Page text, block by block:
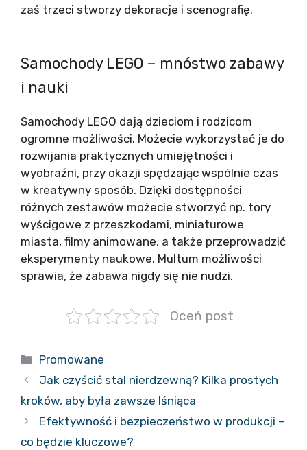
zaś trzeci stworzy dekoracje i scenografię.
Samochody LEGO – mnóstwo zabawy
i nauki
Samochody LEGO dają dzieciom i rodzicom
ogromne możliwości. Możecie wykorzystać je do
rozwijania praktycznych umiejętności i
wyobraźni, przy okazji spędzając wspólnie czas
w kreatywny sposób. Dzięki dostępności
różnych zestawów możecie stworzyć np. tory
wyścigowe z przeszkodami, miniaturowe
miasta, filmy animowane, a także przeprowadzić
eksperymenty naukowe. Multum możliwości
sprawia, że zabawa nigdy się nie nudzi.
Oceń post
Kategorie
Promowane
Jak czyścić stal nierdzewną? Kilka prostych
kroków, aby była zawsze lśniąca
Efektywność i bezpieczeństwo w produkcji –
co będzie kluczowe?